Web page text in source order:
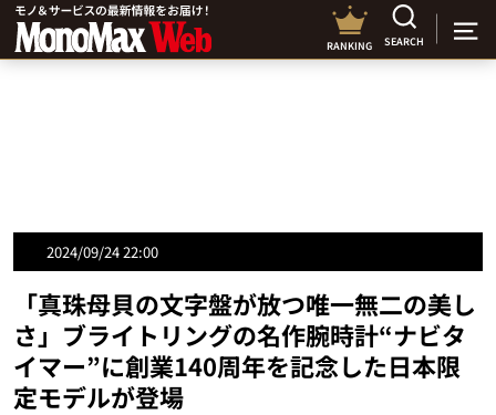
RANKING SEARCH
2024/09/24 22:00
「真珠母貝の文字盤が放つ唯一無二の美し
さ」ブライトリングの名作腕時計“ナビタ
イマー”に創業140周年を記念した日本限
定モデルが登場